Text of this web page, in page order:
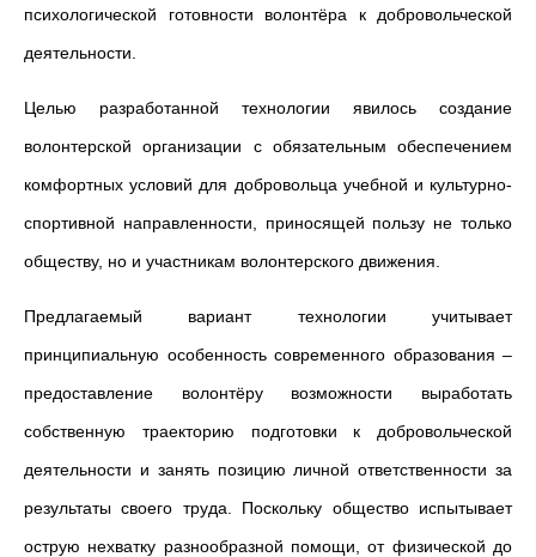
психологической готовности волонтёра к добровольческой
деятельности.
Целью разработанной технологии явилось создание
волонтерской организации с обязательным обеспечением
комфортных условий для добровольца учебной и культурно-
спортивной направленности, приносящей пользу не только
обществу, но и участникам волонтерского движения.
Предлагаемый вариант технологии учитывает
принципиальную особенность современного образования –
предоставление волонтёру возможности выработать
собственную траекторию подготовки к добровольческой
деятельности и занять позицию личной ответственности за
результаты своего труда. Поскольку общество испытывает
острую нехватку разнообразной помощи, от физической до